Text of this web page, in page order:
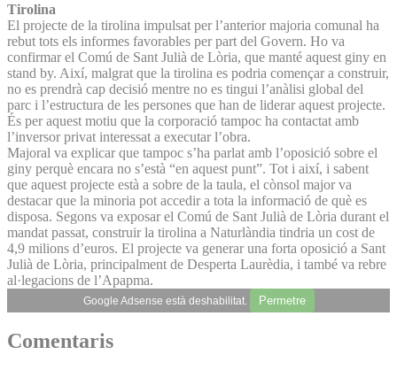
Tirolina
El projecte de la tirolina impulsat per l’anterior majoria comunal ha
rebut tots els informes favorables per part del Govern. Ho va
confirmar el Comú de Sant Julià de Lòria, que manté aquest giny en
stand by. Així, malgrat que la tirolina es podria començar a construir,
no es prendrà cap decisió mentre no es tingui l’anàlisi global del
parc i l’estructura de les persones que han de liderar aquest projecte.
És per aquest motiu que la corporació tampoc ha contactat amb
l’inversor privat interessat a executar l’obra.
Majoral va explicar que tampoc s’ha parlat amb l’oposició sobre el
giny perquè encara no s’està “en aquest punt”. Tot i així, i sabent
que aquest projecte està a sobre de la taula, el cònsol major va
destacar que la minoria pot accedir a tota la informació de què es
disposa. Segons va exposar el Comú de Sant Julià de Lòria durant el
mandat passat, construir la tirolina a Naturlàndia tindria un cost de
4,9 milions d’euros. El projecte va generar una forta oposició a Sant
Julià de Lòria, principalment de Desperta Laurèdia, i també va rebre
al·legacions de l’Apapma.
Google Adsense està deshabilitat. Permetre
Comentaris